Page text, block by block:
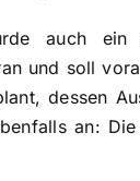
auch
und soll
dessen
an: